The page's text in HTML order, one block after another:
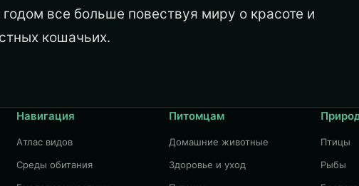
все больше повествуя миру о красоте и
кошачьих.
Навигация
Атлас видов
Среды обитания
Питомцам
Домашние животные
Здоровье и уход
Птицы
Рыбы